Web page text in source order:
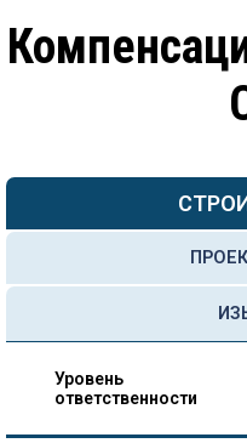
Уровень
ответственности